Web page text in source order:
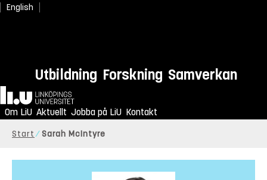
English
Utbildning Forskning Samverkan
Hem
Om LiU Aktuellt Jobba på LiU Kontakt
Start Sarah McIntyre